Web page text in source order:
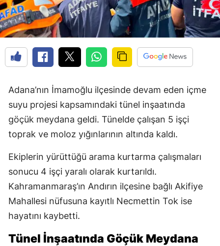
Adana’nın İmamoğlu ilçesinde devam eden içme
suyu projesi kapsamındaki tünel inşaatında
göçük meydana geldi. Tünelde çalışan 5 işçi
toprak ve moloz yığınlarının altında kaldı.
Ekiplerin yürüttüğü arama kurtarma çalışmaları
sonucu 4 işçi yaralı olarak kurtarıldı.
Kahramanmaraş’ın Andırın ilçesine bağlı Akifiye
Mahallesi nüfusuna kayıtlı Necmettin Tok ise
hayatını kaybetti.
Tünel İnşaatında Göçük Meydana